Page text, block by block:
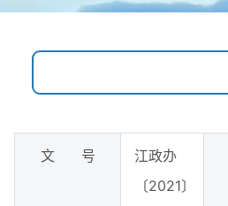
文 号
江政办
〔2021〕